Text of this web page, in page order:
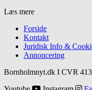
Læs mere
Forside
Kontakt
Juridisk Info &
Annoncering
Bornholmnyt.dk I CVR